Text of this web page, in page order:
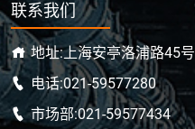
联系我们
地址:上海安亭洛浦路45号
电话:021-59577280
市场部:021-59577434